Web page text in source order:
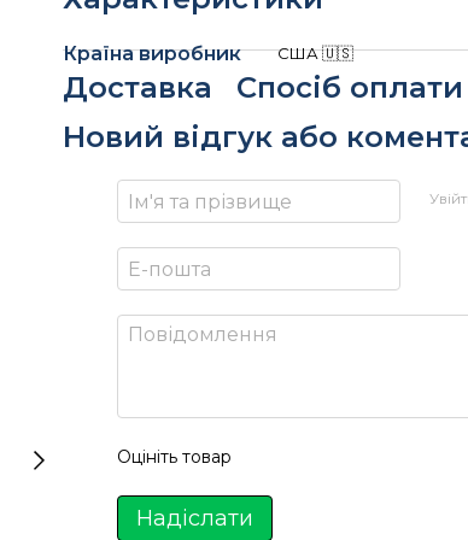
Країна виробник США 🇺🇸
Доставка
Спосіб оплати
Новий відгук або
Оцініть товар
Надіслати